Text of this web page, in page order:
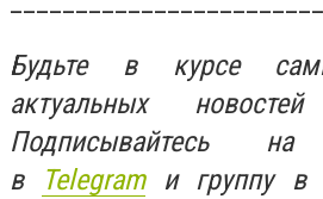
Будьте в курсе
актуальных
Подписывайтесь
в
Telegramи группу в